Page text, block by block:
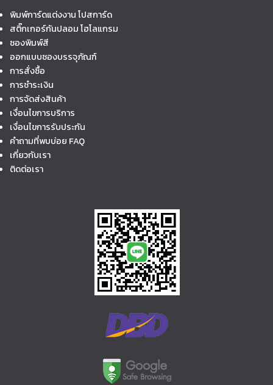
พิมพ์การ์ดแต่งงาน โปสการ์ด
สติ๊กเกอร์กันปลอม โฮโลแกรม
ซองพิมพ์สี
ออกแบบซองบรรจุภัณฑ์
การสั่งซื้อ
การชำระเงิน
การจัดส่งสินค้า
เงื่อนไขการบริการ
เงื่อนไขการรับประกัน
คำถามที่พบบ่อย FAQ
เกี่ยวกับเรา
ติดต่อเรา